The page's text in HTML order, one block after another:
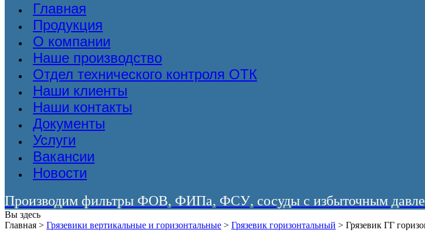
Главная
Продукция
О компании
Наше производство
Отдел технического контроля ОТК
Наши клиенты
Наши контакты
Документы
Услуги
Вакансии
Новости
Производим фильтры ФОВ, ФИПа, ФСУ, сосуды с избыточным
Вы здесь
Главная > Грязевики вертикальные и горизонтальные > Грязевик горизонтальный > Грязевик ГГ